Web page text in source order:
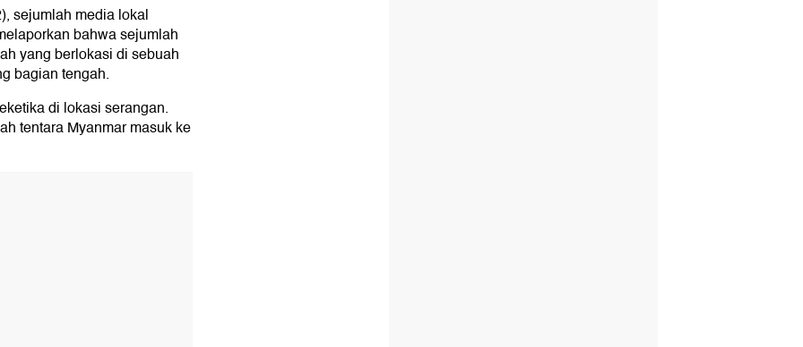
sejumlah media lokal
bahwa sejumlah
yang berlokasi di sebuah
bagian tengah.
di lokasi serangan.
tentara Myanmar masuk ke